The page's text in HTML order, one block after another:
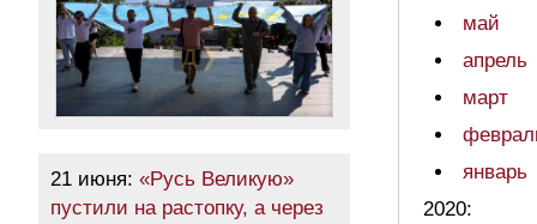
21 июня: «Русь Великую»
пустили на растопку, а через
май
апрель
март
январь
2020: